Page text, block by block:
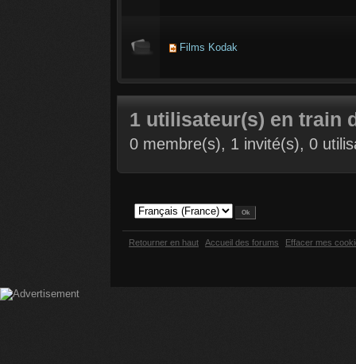
Films Kodak
1 utilisateur(s) en train
0 membre(s), 1 invité(s), 0
Retourner en haut Accueil des forums Effacer mes